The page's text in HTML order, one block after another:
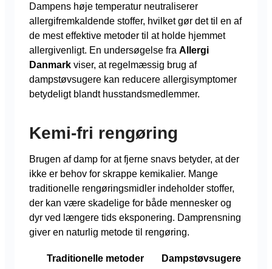
Dampens høje temperatur neutraliserer
allergifremkaldende stoffer, hvilket gør det til en af
de mest effektive metoder til at holde hjemmet
allergivenligt. En undersøgelse fra Allergi
Danmark viser, at regelmæssig brug af
dampstøvsugere kan reducere allergisymptomer
betydeligt blandt husstandsmedlemmer.
Kemi-fri rengøring
Brugen af damp for at fjerne snavs betyder, at der
ikke er behov for skrappe kemikalier. Mange
traditionelle rengøringsmidler indeholder stoffer,
der kan være skadelige for både mennesker og
dyr ved længere tids eksponering. Damprensning
giver en naturlig metode til rengøring.
Traditionelle metoder
Dampstøvsugere